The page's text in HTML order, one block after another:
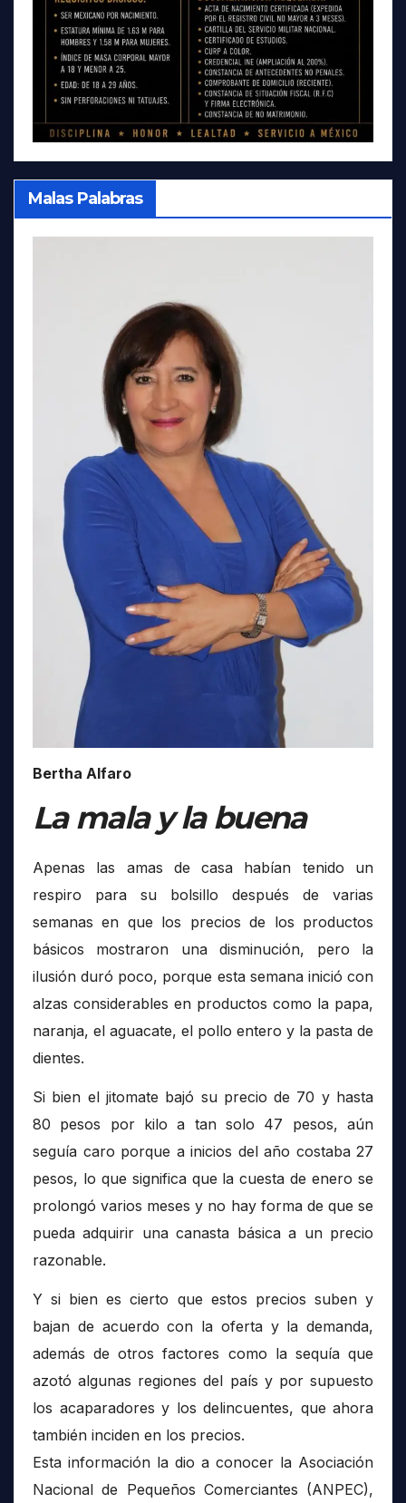
Malas Palabras
Bertha Alfaro
La mala y la buena
Apenas las amas de casa habían tenido un
respiro para su bolsillo después de varias
semanas en que los precios de los productos
básicos mostraron una disminución, pero la
ilusión duró poco, porque esta semana inició con
alzas considerables en productos como la papa,
naranja, el aguacate, el pollo entero y la pasta de
dientes.
Si bien el jitomate bajó su precio de 70 y hasta
80 pesos por kilo a tan solo 47 pesos, aún
seguía caro porque a inicios del año costaba 27
pesos, lo que significa que la cuesta de enero se
prolongó varios meses y no hay forma de que se
pueda adquirir una canasta básica a un precio
razonable.
Y si bien es cierto que estos precios suben y
bajan de acuerdo con la oferta y la demanda,
además de otros factores como la sequía que
azotó algunas regiones del país y por supuesto
los acaparadores y los delincuentes, que ahora
también inciden en los precios.
Esta información la dio a conocer la Asociación
Nacional de Pequeños Comerciantes (ANPEC),